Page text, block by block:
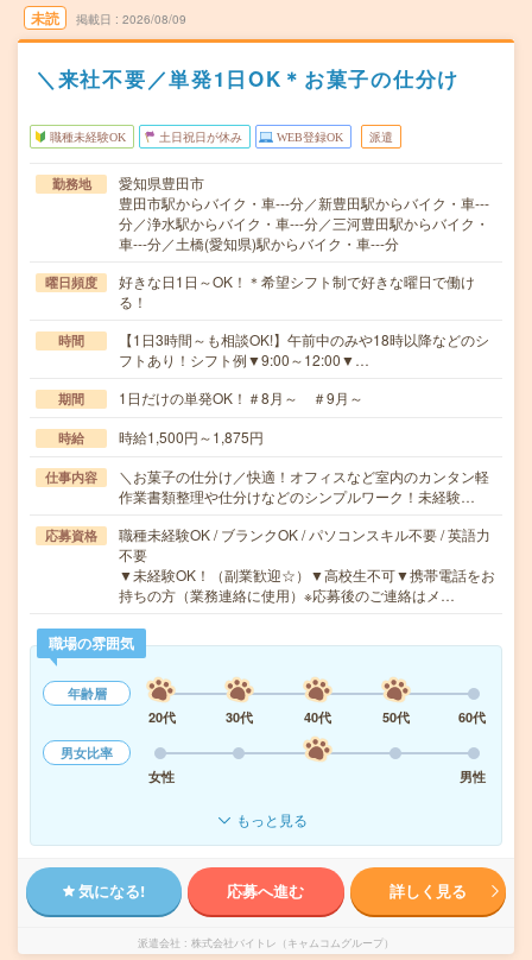
未読 掲載日 2026/08/09
＼来社不要／単発1日OK＊お菓子の仕分け
職種未経験OK 土日祝日が休み WEB登録OK 派遣
勤務地
愛知県豊田市
豊田市駅からバイク・車---分／新豊田駅からバイク・車---
分／浄水駅からバイク・車---分／三河豊田駅からバイク・
車---分／土橋(愛知県)駅からバイク・車---分
曜日頻度
好きな日1日～OK！＊希望シフト制で好きな曜日で働け
る！
時間
【1日3時間～も相談OK!】午前中のみや18時以降などのシ
フトあり！シフト例▼9:00～12:00▼…
期間 1日だけの単発OK！＃8月～ ＃9月～
時給 時給1,500円～1,875円
仕事内容
＼お菓子の仕分け／快適！オフィスなど室内のカンタン軽
作業書類整理や仕分けなどのシンプルワーク！未経験…
応募資格
職種未経験OK / ブランクOK / パソコンスキル不要 / 英語力
不要
▼未経験OK！（副業歓迎☆）▼高校生不可▼携帯電話をお
持ちの方（業務連絡に使用）※応募後のご連絡はメ…
職場の雰囲気
年齢層
20代
30代 40代 50代
60代
男女比率
女性
男性
もっと見る
気になる! 応募へ進む 詳しく見る
派遣会社 株式会社バイトレ（キャムコムグループ）